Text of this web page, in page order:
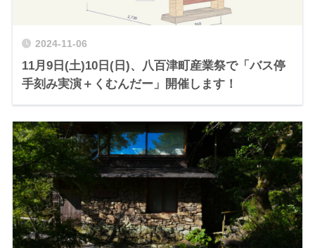
2024-11-06
11月9日(土)10日(日)、八百津町産業祭で「バス停
手刻み実演＋くむんだー」開催します！